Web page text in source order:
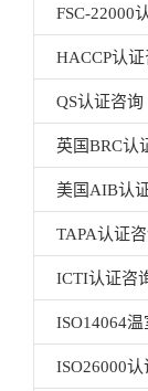
FSC-22000
HACCP认证
QS认证咨询
英国BRC认
美国AIB认
TAPA认证
ICTI认证咨
ISO14064
ISO26000认